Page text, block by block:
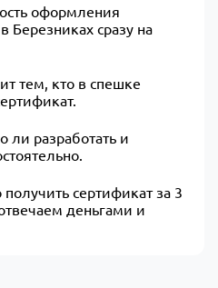
оформления
Березниках сразу на
тем, кто в спешке
ли разработать и
сертификат за 3
деньгами и